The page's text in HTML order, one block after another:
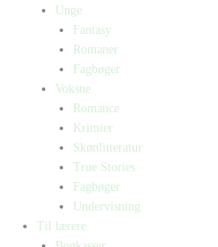
Unge
Fantasy
Romaner
Fagbøger
Voksne
Romance
Krimier
Skønlitteratur
True Stories
Fagbøger
Undervisning
Til lærere